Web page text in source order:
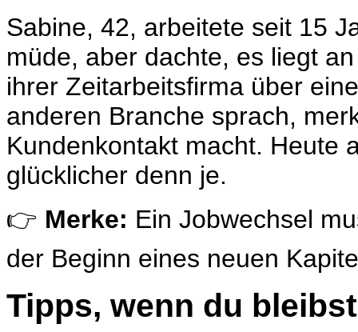
Sabine, 42, arbeitete seit 15
müde, aber dachte, es liegt
ihrer Zeitarbeitsfirma über
anderen Branche sprach,
Kundenkontakt macht. Heute
glücklicher denn je.
👉 Merke: Ein Jobwechsel
der Beginn eines neuen
Tipps, wenn du bleibst